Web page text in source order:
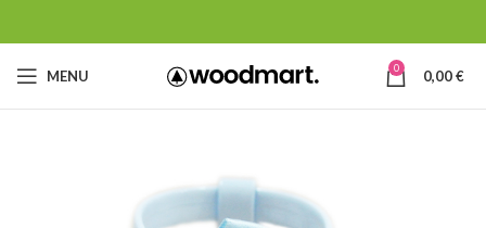
MENU 0 0,00€